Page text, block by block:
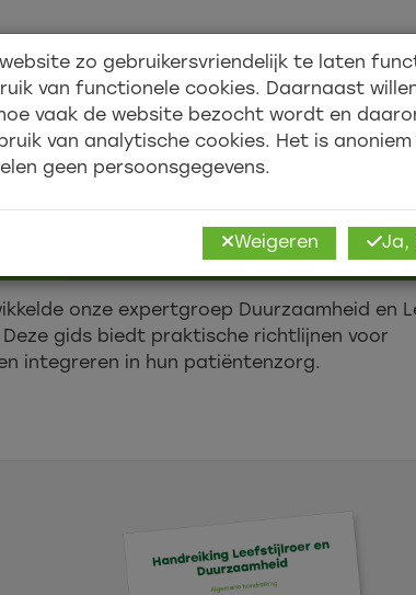
Over ons
materialen
onze expertgroep Duurzaamheid en
gids biedt praktische richtlijnen voor
integreren in hun patiëntenzorg.
zo gebruikersvriendelijk te laten
van functionele cookies. Daarnaast
vaak de website bezocht wordt en
van analytische cookies. Het is anoniem
geen persoonsgegevens.
Weigeren Ja,